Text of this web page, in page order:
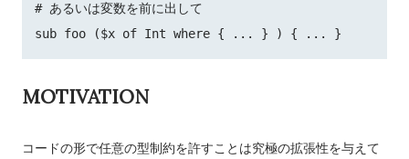
# あるいは変数を前に出して
MOTIVATION
コードの形で任意の型制約を許すことは究極の拡張性を与えて